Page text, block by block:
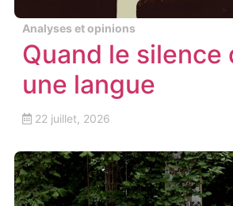
Analyses et opinions
Quand le silence
une langue
22 juillet, 2026